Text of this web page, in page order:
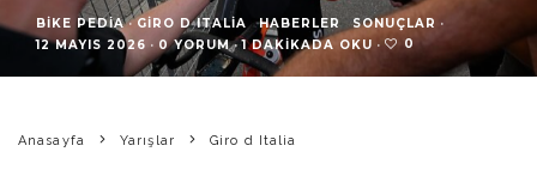
BIKE PEDIA · GIRO D ITALIA HABERLER SONUÇLAR ·
12 MAYIS 2026 · 0 YORUM · 1 DAKIKADA OKU · 0
Anasayfa Yarışlar Giro d Italia